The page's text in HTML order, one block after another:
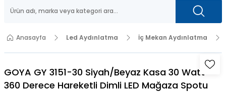
Anasayfa Led Aydınlatma İç Mekan Aydınlatma
GOYA GY 3151-30 Siyah/Beyaz Kasa 30 Watt
360 Derece Hareketli Dimli LED Mağaza Spotu